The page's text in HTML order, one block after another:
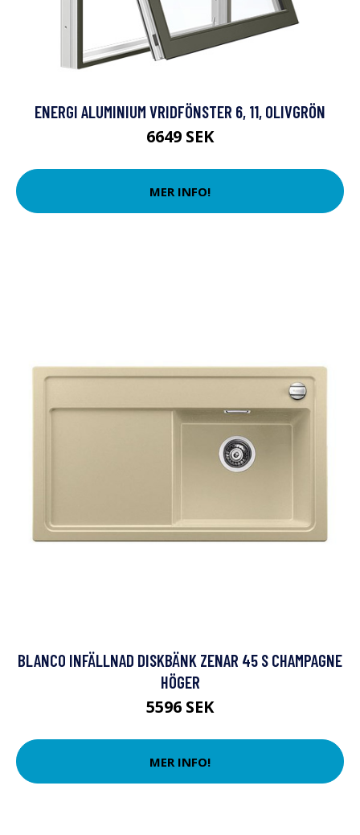
ENERGI ALUMINIUM VRIDFÖNSTER 6, 11, OLIVGRÖN
6649 SEK
MER INFO!
BLANCO INFÄLLNAD DISKBÄNK ZENAR 45 S CHAMPAGNE
HÖGER
5596 SEK
MER INFO!